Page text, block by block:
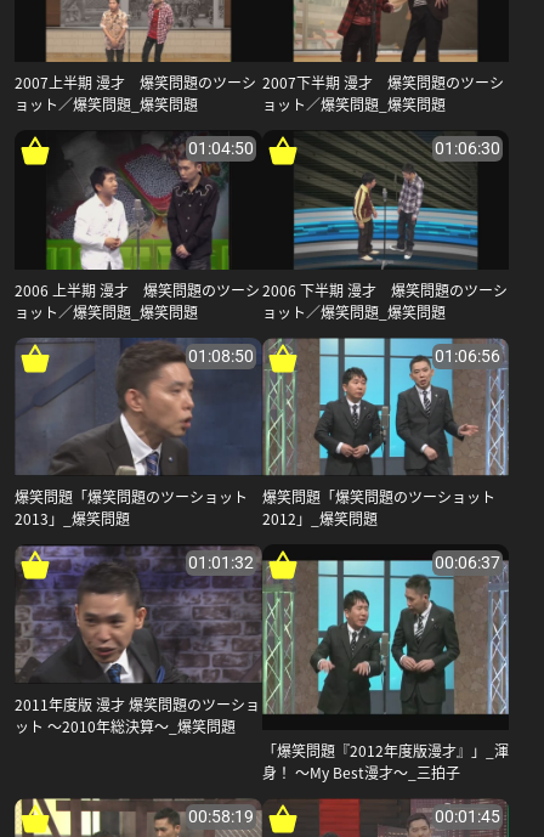
2007上半期 漫才 爆笑問題のツーシ
ョット／爆笑問題_爆笑問題
2007下半期 漫才 爆笑問題のツーシ
ョット／爆笑問題_爆笑問題
01:04:50
2006 上半期 漫才 爆笑問題のツーシ
ョット／爆笑問題_爆笑問題
01:06:30
2006 下半期 漫才 爆笑問題のツーシ
ョット／爆笑問題_爆笑問題
01:08:50
爆笑問題「爆笑問題のツーショット
2013」_爆笑問題
01:06:56
爆笑問題「爆笑問題のツーショット
2012」_爆笑問題
01:01:32
2011年度版 漫才 爆笑問題のツーショ
ット 〜2010年総決算〜_爆笑問題
00:06:37
「爆笑問題『2012年度版漫才』」_渾
身！ 〜My Best漫才〜_三拍子
00:58:19 00:01:45